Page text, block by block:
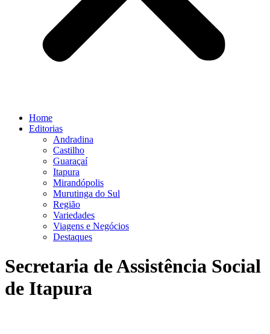
Home
Editorias
Andradina
Castilho
Guaraçaí
Itapura
Mirandópolis
Murutinga do Sul
Região
Variedades
Viagens e Negócios
Destaques
Secretaria de Assistência Social
de Itapura